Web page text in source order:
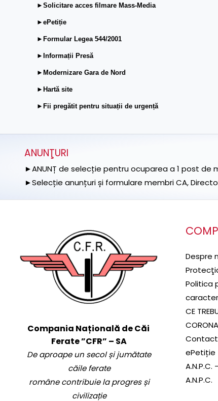
►Solicitare acces filmare Mass-Media
►ePetiție
►Formular Legea 544/2001
►Informații Presă
►Modernizare Gara de Nord
►Hartă site
►Fii pregătit pentru situații de urgență
ANUNŢURI
►ANUNȚ de selecție pentru ocuparea a 1 post de
►Selecție anunțuri și formulare membri CA,
Compania Națională de Căi
Ferate ”CFR” – SA
De aproape un secol și jumătate
căile ferate
române contribuie la progres și
civilizație
Despre
Politica
CE
Contact
ePetiție
A.N.P.C.
A.N.P.C.